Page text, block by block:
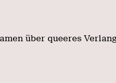
über queeres